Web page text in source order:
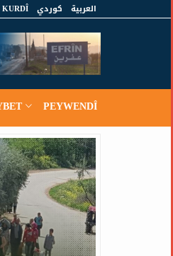
العربية كوردي KURDÎ
PEYWENDÎ